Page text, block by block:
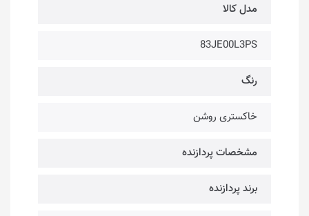
مدل کالا
83JE00L3PS
رنگ
خاکستری روشن
مشخصات پردازنده
برند پردازنده